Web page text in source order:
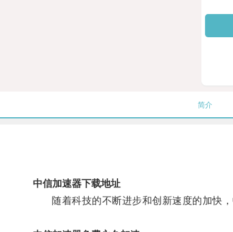
简介
中信加速器下载地址
随着科技的不断进步和创新速度的加快，